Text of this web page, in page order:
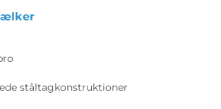
ståltagkonstruktioner